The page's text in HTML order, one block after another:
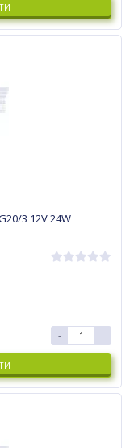
3 12V 24W
- +